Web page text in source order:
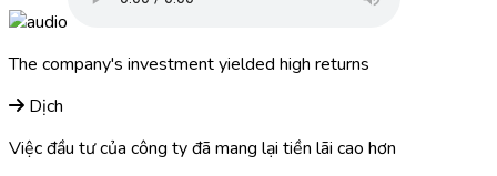
The company's investment yielded high returns
Dịch
Việc đầu tư của công ty đã mang lại tiền lãi cao hơn